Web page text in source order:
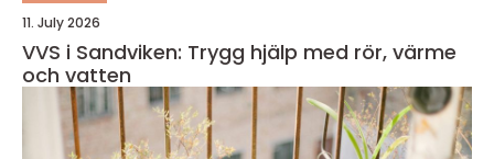
11. July 2026
VVS i Sandviken: Trygg hjälp med rör, värme
och vatten